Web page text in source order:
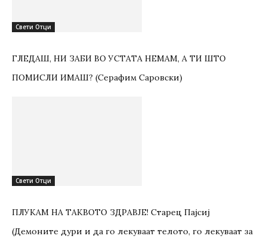
Свети Отци
ГЛЕДАШ, НИ ЗАБИ ВО УСТАТА НЕМАМ, А ТИ ШТО
ПОМИСЛИ ИМАШ? (Серафим Саровски)
Свети Отци
ПЛУКАМ НА ТАКВОТО ЗДРАВЈЕ! Старец Пајсиј
(Демоните дури и да го лекуваат телото, го лекуваат за